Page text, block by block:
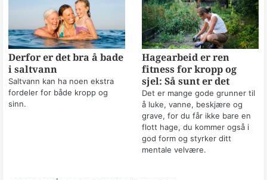
Derfor er det bra å bade
i saltvann
Saltvann kan ha noen ekstra
fordeler for både kropp og
sinn.
Hagearbeid er ren
fitness for kropp og
sjel: Så sunt er det
Det er mange gode grunner til
å luke, vanne, beskjære og
grave, for du får ikke bare en
flott hage, du kommer også i
god form og styrker ditt
mentale velvære.